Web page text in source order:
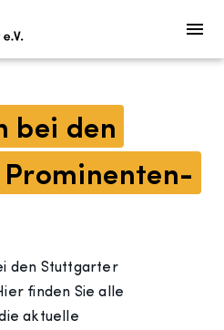
bei den
den Stuttgarter
finden Sie alle
aktuelle